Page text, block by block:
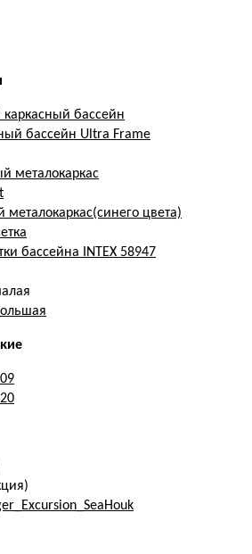
бассейн
бассейн Ultra Frame
металокаркас
металокаркас(синего цвета)
бассейна INTEX 58947